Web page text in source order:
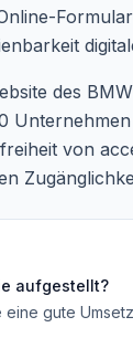
des
von
aufgestellt?
gute